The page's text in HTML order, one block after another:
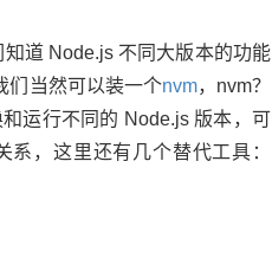
道 Node.js 不同大版本的功能
们当然可以装一个nvm，nvm？
运行不同的 Node.js 版本，可
，这里还有几个替代工具：